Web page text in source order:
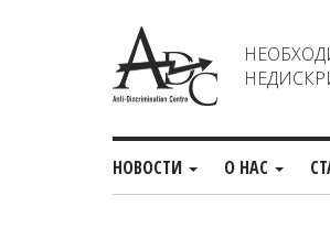
НОВОСТИ О НАС